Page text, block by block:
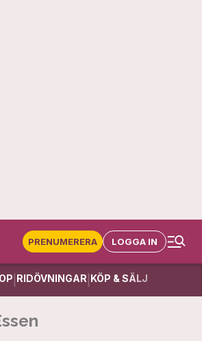
PRENUMERERA LOGGA IN
RIDÖVNINGAR KÖP & SÄLJ